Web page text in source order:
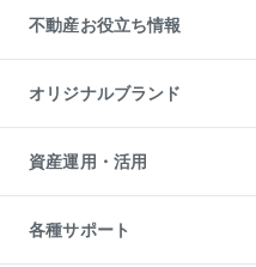
貸すガイド
事業用不動産
マンション投資
投資用マンション
アパート経営
収益物件
ビル購入（ビル一棟）
投資用不動産の売却査定
事業用不動産の売却査定
不動産お役立ち情報
マンションライブラリー
人気マンションランキング
暮らしに役立つ不動産メディア
不動産相場・不動産価格情報
不動産コラム・ニュース
不動産用語集
不動産なんでもネット相談室
住まいの税金
オリジナルブランド
一棟リノベーションマンション
L`GENTE（ルジェンテ）
区分リノベーションマンション
投資用一棟レジデンスWELL
資産運用・活用
不動産M&A
アセットマネジメント・出資
各種サポート